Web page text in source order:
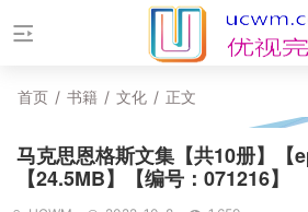
首页 / 书籍 / 文化 / 正文
马克思恩格斯文集【共10册】【
【24.5MB】【编号：071216】